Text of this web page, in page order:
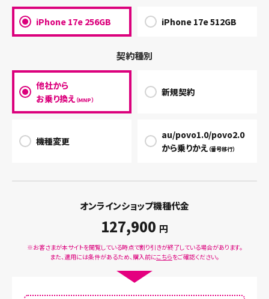
iPhone 17e 256GB iPhone 17e 512GB
契約種別
他社から
お乗り換え （MNP）
新規契約
機種変更
au/povo1.0/povo2.0
から乗りかえ （番号移行）
オンラインショップ機種代金
127,900 円
※お客さまが本サイトを閲覧している時点で割り引きが終了している場合があります。
また、適用には条件があるため、購入前にこちらをご確認ください。